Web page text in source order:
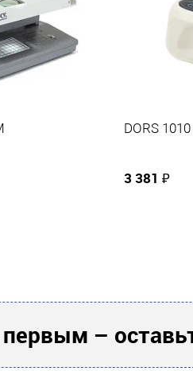
DORS 1010
3 381 ₽
–